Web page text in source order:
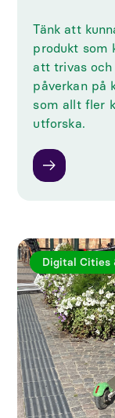
Tänk att
produkt som
att trivas
påverkan på
som allt fler
utforska.
Digital Cities